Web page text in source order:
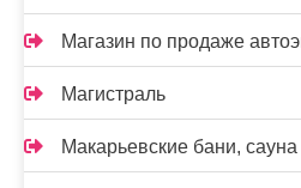
Магазин по продаже
Магистраль
Макарьевские бани, сауна